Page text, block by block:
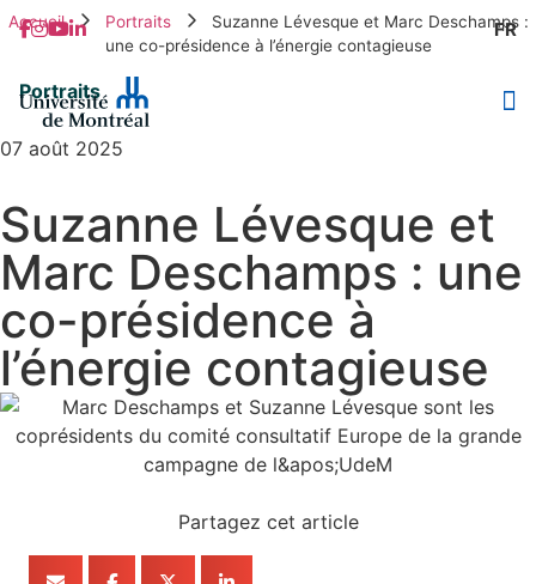
FR
Accueil Portraits
Suzanne Lévesque et Marc Deschamps :
une co-présidence à l’énergie contagieuse
Portraits
07 août 2025
Suzanne Lévesque et
Marc Deschamps : une
co-présidence à
l’énergie contagieuse
Partagez cet article